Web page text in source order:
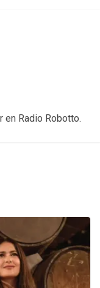
en Radio Robotto.